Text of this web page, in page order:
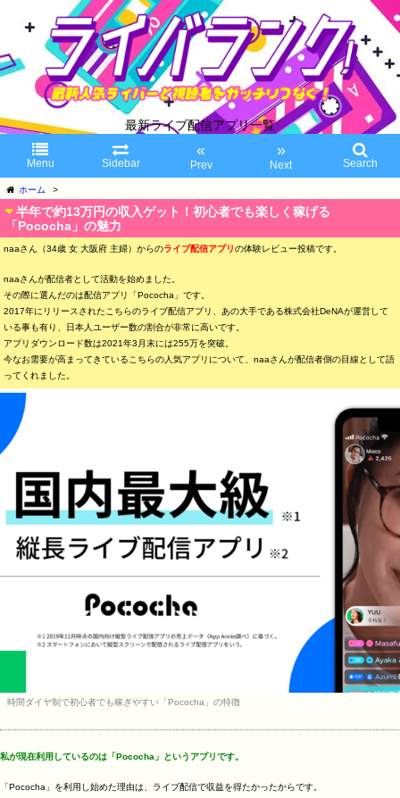
最新ライブ配信アプリ一覧
Menu Sidebar
«
Prev
»
Next Search
ホーム >
半年で約13万円の収入ゲット！初心者でも楽しく稼げる
「Pococha」の魅力
naaさん（34歳 女 大阪府 主婦）からのライブ配信アプリの体験レビュー投稿です。
naaさんが配信者として活動を始めました。
その際に選んだのは配信アプリ「Pococha」です。
2017年にリリースされたこちらのライブ配信アプリ、あの大手である株式会社DeNAが運営して
いる事も有り、日本人ユーザー数の割合が非常に高いです。
アプリダウンロード数は2021年3月末には255万を突破。
今なお需要が高まってきているこちらの人気アプリについて、naaさんが配信者側の目線として語
ってくれました。
時間ダイヤ制で初心者でも稼ぎやすい「Pococha」の特徴
私が現在利用しているのは「Pococha」というアプリです。
「Pococha」を利用し始めた理由は、ライブ配信で収益を得たかったからです。